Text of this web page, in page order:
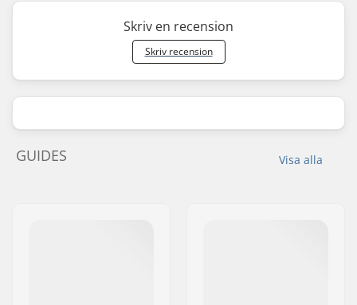
Skriv en recension
Skriv recension
Visa alla
GUIDES